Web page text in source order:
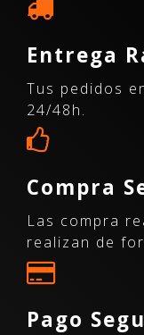
Entrega
Tus pedidos
24/48h.
Compra
Las compra
realizan de
Pago